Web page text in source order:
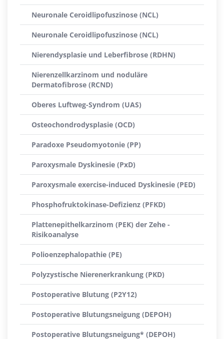
Neuronale Ceroidlipofuszinose (NCL)
Neuronale Ceroidlipofuszinose (NCL)
Nierendysplasie und Leberfibrose (RDHN)
Nierenzellkarzinom und noduläre
Dermatofibrose (RCND)
Oberes Luftweg-Syndrom (UAS)
Osteochondrodysplasie (OCD)
Paradoxe Pseudomyotonie (PP)
Paroxysmale Dyskinesie (PxD)
Paroxysmale exercise-induced Dyskinesie (PED)
Phosphofruktokinase-Defizienz (PFKD)
Plattenepithelkarzinom (PEK) der Zehe -
Risikoanalyse
Polioenzephalopathie (PE)
Polyzystische Nierenerkrankung (PKD)
Postoperative Blutung (P2Y12)
Postoperative Blutungsneigung (DEPOH)
Postoperative Blutungsneigung* (DEPOH)